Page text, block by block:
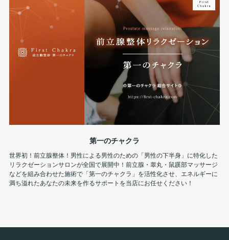
第一のチャクラ
世界初！前立腺整体！男性による男性のための「男性の下半身」に特化した
リラクゼーションサロンが全国で展開中！前立腺・睾丸・鼠蹊部マッサージ
などを組み合わせた施術で「第一のチャクラ」を活性化させ、エネルギーに
満ち溢れたあなたの未来を作るサポートを当店にお任せください！